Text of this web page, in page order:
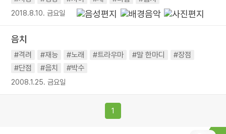
2018.8.10. 금요일
음치
#격려 #재능 #노래 #트라우마 #말 한마디
#장점
#단점
#음치 #박수
2008.1.25. 금요일
1